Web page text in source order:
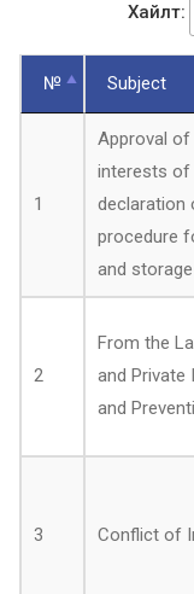
Хайлт:
№ Subject
1
Approval
interests
declaration
procedure
and storage
2
From the
and Private
and
3 Conflict of